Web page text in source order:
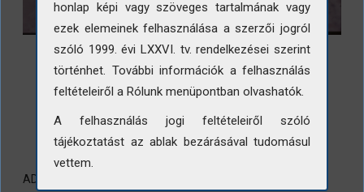
LETÖLTÉS
ADATLAP
honlap képi vagy szöveges tartalmának vagy
ezek elemeinek felhasználása a szerzői jogról
szóló 1999. évi LXXVI. tv. rendelkezései szerint
történhet. További információk a felhasználás
feltételeiről a Rólunk menüpontban olvashatók.
A felhasználás jogi feltételeiről szóló
tájékoztatást az ablak bezárásával tudomásul
vettem.